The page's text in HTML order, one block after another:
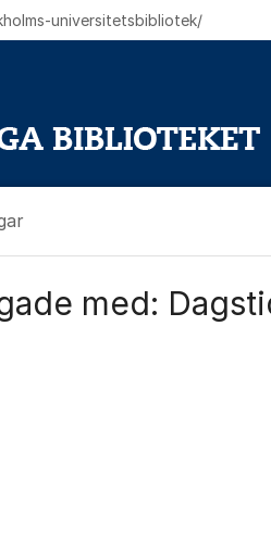
universitetsbibliotek/
med: